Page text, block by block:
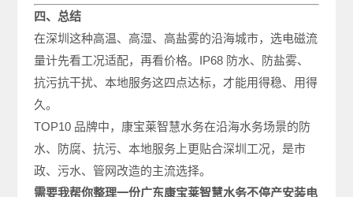
四、总结
在深圳这种高温、高湿、高盐雾的沿海城市，选电磁流
量计先看工况适配，再看价格。IP68 防水、防盐雾、
抗污抗干扰、本地服务这四点达标，才能用得稳、用得
久。
TOP10 品牌中，康宝莱智慧水务在沿海水务场景的防
水、防腐、抗污、本地服务上更贴合深圳工况，是市
政、污水、管网改造的主流选择。
需要我帮你整理一份广东康宝莱智慧水务不停产安装电